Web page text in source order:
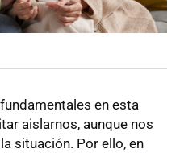
en esta
aislarnos, aunque nos
situación. Por ello, en